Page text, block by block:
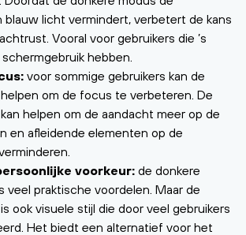
blauw licht vermindert, verbetert de kans
Vooral voor gebruikers die ’s
hebben.
voor sommige gebruikers kan de
om de focus te verbeteren. De
helpen om de aandacht meer op de
en afleidende elementen op de
voorkeur: de donkere
veel praktische voordelen. Maar de
ook visuele stijl die door veel gebruikers
Het biedt een alternatief voor het